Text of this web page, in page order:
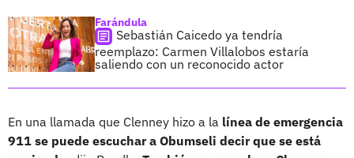
Farándula
Sebastián Caicedo ya tendría
reemplazo: Carmen Villalobos estaría
saliendo con un reconocido actor
En una llamada que Clenney hizo a la línea de emergencia
911 se puede escuchar a Obumseli decir que se está